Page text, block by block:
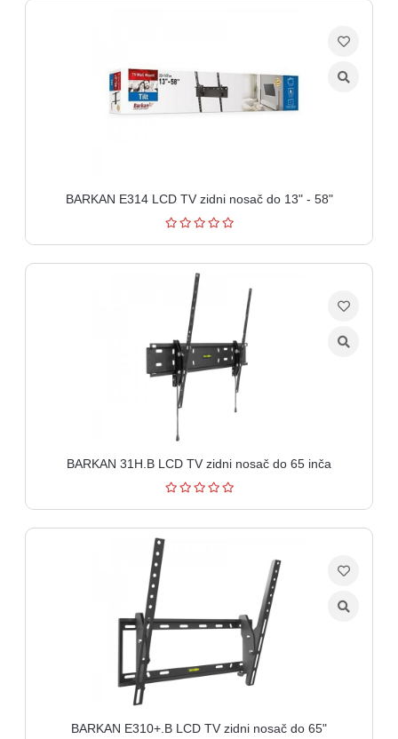
BARKAN E314 LCD TV zidni nosač do 13" - 58"
BARKAN 31H.B LCD TV zidni nosač do 65 inča
BARKAN E310+.B LCD TV zidni nosač do 65"